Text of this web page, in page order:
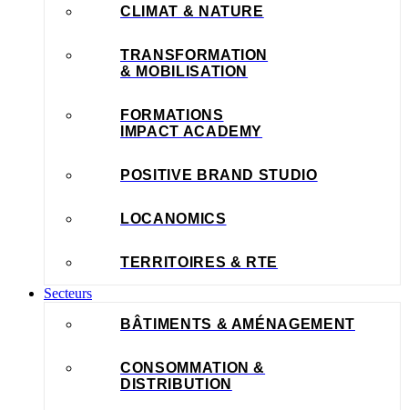
CLIMAT & NATURE
TRANSFORMATION
& MOBILISATION
FORMATIONS
IMPACT ACADEMY
POSITIVE BRAND STUDIO
LOCANOMICS
TERRITOIRES & RTE
Secteurs
BÂTIMENTS & AMÉNAGEMENT
CONSOMMATION &
DISTRIBUTION